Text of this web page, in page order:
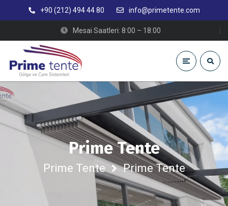
+90 (212) 494 44 80 info@primetente.com
Mesai Saatleri: 8:00 – 18:00
Prime Tente
Prime Tente Prime Tente